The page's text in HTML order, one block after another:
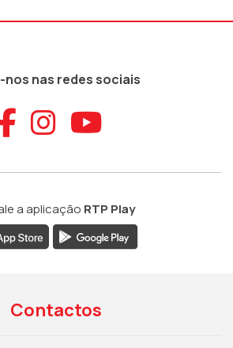
nos nas redes sociais
Aceder ao
Aceder ao
Aceder
a aplicação RTP Play
Contactos